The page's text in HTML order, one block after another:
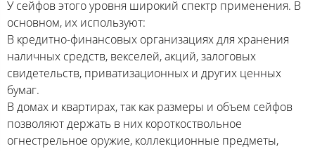
У сейфов этого уровня широкий спектр применения. В
основном, их используют:
В кредитно-финансовых организациях для хранения
наличных средств, векселей, акций, залоговых
свидетельств, приватизационных и других ценных
бумаг.
В домах и квартирах, так как размеры и объем сейфов
позволяют держать в них короткоствольное
огнестрельное оружие, коллекционные предметы,